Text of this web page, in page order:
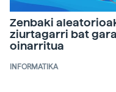
Zenbaki
ziurtagarri bat
oinarritua
INFORMATIKA